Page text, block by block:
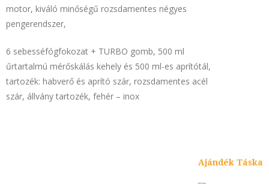
motor, kiváló minőségű rozsdamentes négyes
pengerendszer,
6 sebesséfógfokozat + TURBO gomb, 500 ml
űrtartalmú mérőskálás kehely és 500 ml-es aprítótál,
tartozék: habverő és aprító szár, rozsdamentes acél
szár, állvány tartozék, fehér – inox
Ajándék Táska